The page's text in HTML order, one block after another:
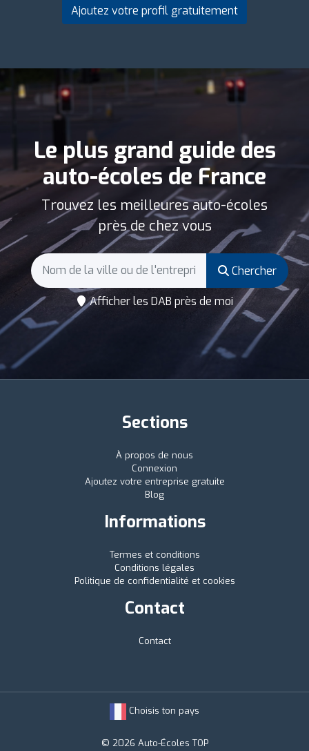
Ajoutez votre profil gratuitement
Le plus grand guide des
auto-écoles de France
Trouvez les meilleures auto-écoles
près de chez vous
Chercher
Afficher les DAB près de moi
Sections
À propos de nous
Connexion
Ajoutez votre entreprise gratuite
Blog
Informations
Termes et conditions
Conditions légales
Politique de confidentialité et cookies
Contact
Contact
Choisis ton pays
© 2026 Auto-Écoles TOP